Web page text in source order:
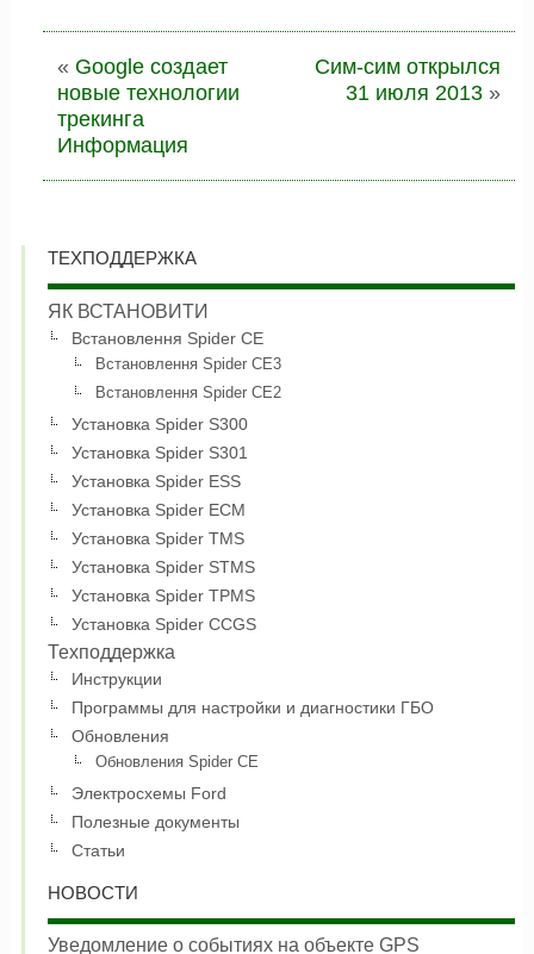
« Google создает
новые технологии
трекинга
Информация
Сим-сим открылся
31 июля 2013»
ТЕХПОДДЕРЖКА
ЯК ВСТАНОВИТИ
Встановлення Spider CE
Встановлення Spider CE3
Встановлення Spider CE2
Установка Spider S300
Установка Spider S301
Установка Spider ESS
Установка Spider ECM
Установка Spider TMS
Установка Spider STMS
Установка Spider TPMS
Установка Spider CCGS
Техподдержка
Инструкции
Программы для настройки и диагностики ГБО
Обновления
Обновления Spider CE
Электросхемы Ford
Полезные документы
Статьи
НОВОСТИ
Уведомление о событиях на объекте GPS